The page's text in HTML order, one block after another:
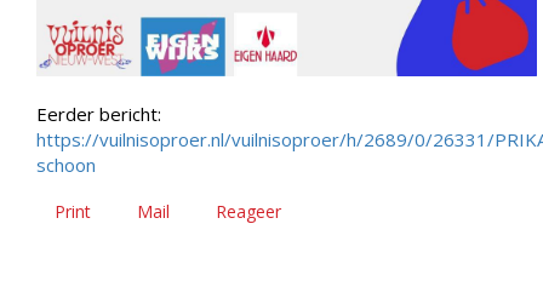
Eerder bericht:
https://vuilnisoproer.nl/vuilnisoproer/h/2689/0/26331/
schoon
Print Mail Reageer